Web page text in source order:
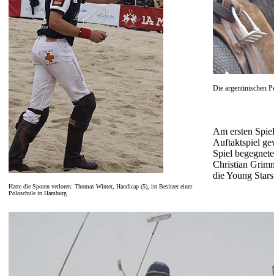
Hatte die Sporen verloren: Thomas Winter, Handicap (5), ist Besitzer einer
Poloschule in Hamburg
Die argentinischen
Am ersten
Auftaktspiel
Spiel
Christian
die Young